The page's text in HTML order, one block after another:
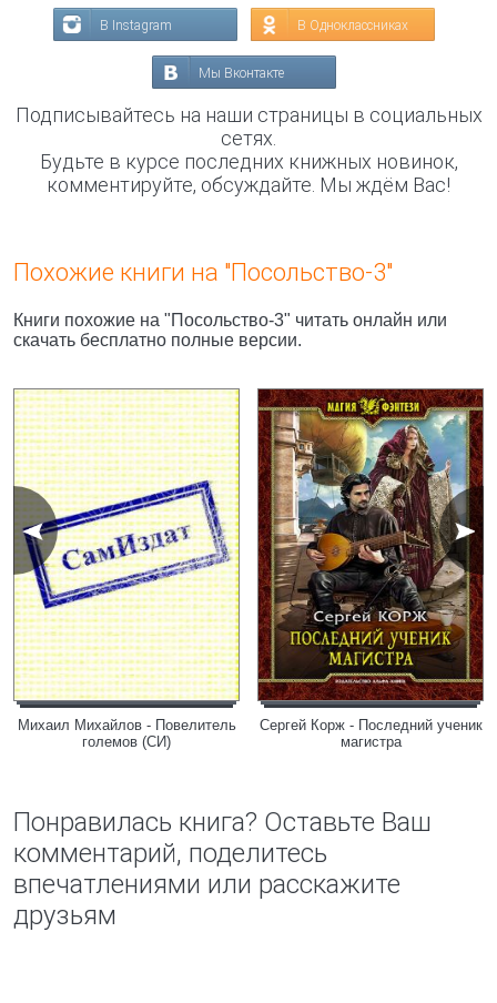
В Instagram В Одноклассниках
Мы Вконтакте
Подписывайтесь на наши страницы в социальных
сетях.
Будьте в курсе последних книжных новинок,
комментируйте, обсуждайте. Мы ждём Вас!
Похожие книги на "Посольство-3"
Книги похожие на "Посольство-3" читать онлайн или
скачать бесплатно полные версии.
Михаил Михайлов - Повелитель
големов (СИ)
Сергей Корж - Последний ученик
магистра
Понравилась книга? Оставьте Ваш
комментарий, поделитесь
впечатлениями или расскажите
друзьям